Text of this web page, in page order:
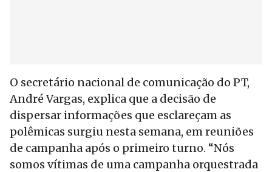
O secretário nacional de comunicação do PT,
André Vargas, explica que a decisão de
dispersar informações que esclareçam as
polêmicas surgiu nesta semana, em reuniões
de campanha após o primeiro turno. “Nós
somos vítimas de uma campanha orquestrada